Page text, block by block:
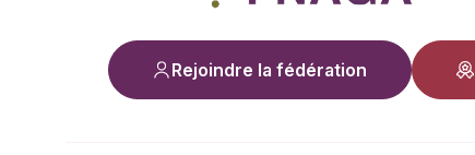
Rejoindre la fédération